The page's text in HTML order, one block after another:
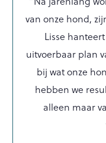
van onze hond,
Lisse
uitvoerbaar plan
bij wat onze
hebben we
alleen maar